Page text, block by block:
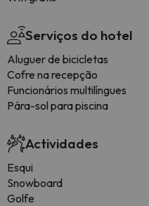
Serviços do hotel
Aluguer de bicicletas
Cofre na recepção
Funcionários multilíngues
Pára-sol para piscina
Actividades
Esqui
Snowboard
Golfe